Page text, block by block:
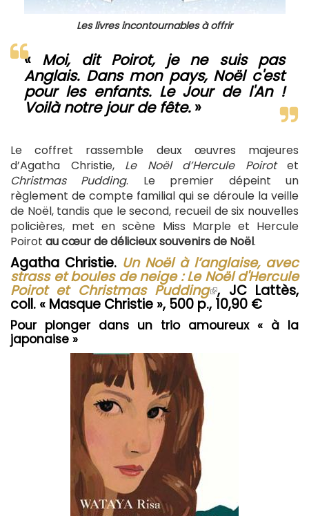
Les livres incontournables à offrir
« Moi, dit Poirot, je ne suis pas
Anglais. Dans mon pays, Noël c'est
pour les enfants. Le Jour de l'An !
Voilà notre jour de fête.»
Le coffret rassemble deux œuvres majeures
d’Agatha Christie, Le Noël d’Hercule Poirotet
Christmas Pudding. Le premier dépeint un
règlement de compte familial qui se déroule la veille
de Noël, tandis que le second, recueil de six nouvelles
policières, met en scène Miss Marple et Hercule
Poirot au cœur de délicieux souvenirs de Noël.
Agatha Christie. Un Noël à l’anglaise, avec
strass et boules de neige : Le Noël d'Hercule
Poirot et Christmas Pudding(le
lien
est
externe)
, JC Lattès,
coll. « Masque Christie », 500 p., 10,90 €
Pour plonger dans un trio amoureux « à la
japonaise »